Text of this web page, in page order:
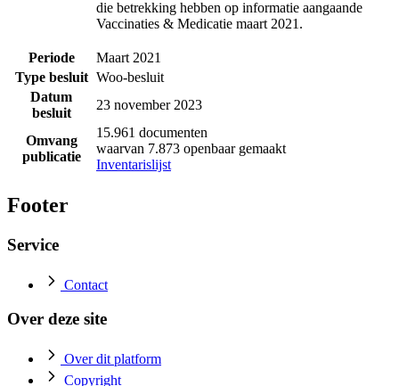
die betrekking hebben op informatie aangaande
Vaccinaties & Medicatie maart 2021.
Periode
Maart 2021
Type besluit Woo-besluit
Datum
besluit
23 november 2023
Omvang
publicatie
15.961 documenten
waarvan 7.873 openbaar gemaakt
Inventarislijst
Footer
Service
Contact
Over deze site
Over dit platform
Copyright